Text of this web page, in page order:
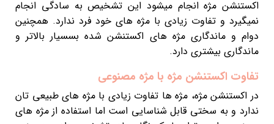
اکستنشن مژه انجام میشود این تشخیص به سادگی انجام
نمیگیرد و تفاوت زیادی با مژه های خود فرد ندارد. همچنین
دوام و ماندگاری مژه های اکستنشن شده بسسیار بالاتر و
ماندگاری بیشتری دارد.
تفاوت اکستنشن مژه با مژه مصنوعی
در اکستنشن مژه، مژه ها تفاوت زیادی با مژه های طبیعی تان
ندارد و به سختی قابل شناسایی است اما استفاده از مژه های